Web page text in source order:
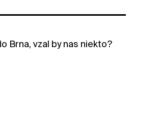
Brna, vzal by nas niekto?